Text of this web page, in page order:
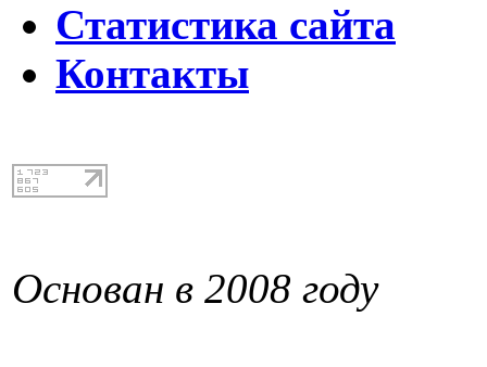
Статистика сайта
Контакты
Основан в 2008 году